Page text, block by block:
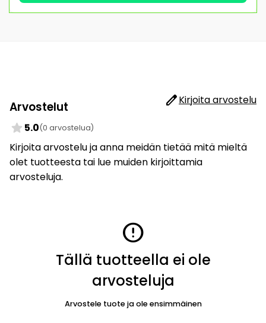
Arvostelut editKirjoita arvostelu
star 5.0(0 arvostelua)
Kirjoita arvostelu ja anna meidän tietää mitä mieltä
olet tuotteesta tai lue muiden kirjoittamia
arvosteluja.
error
Tällä tuotteella ei ole
arvosteluja
Arvostele tuote ja ole ensimmäinen